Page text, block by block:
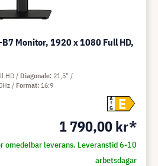
Monitor, 1920 x 1080 Full HD,
A
G
E
1 790,00 kr*
omedelbar leverans. Leveranstid 6-10
arbetsdagar
HD Diagonale 21,5"
Format 16:9